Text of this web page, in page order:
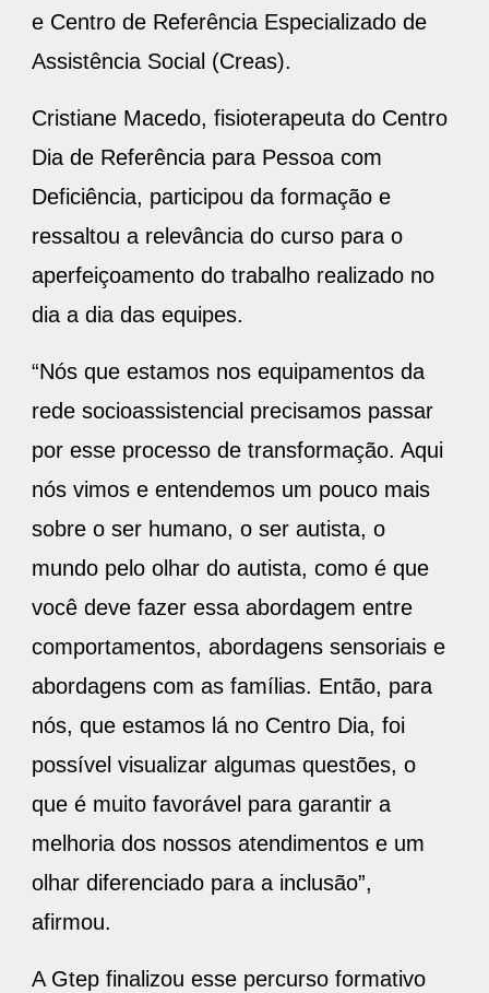
e Centro de Referência Especializado de
Assistência Social (Creas).
Cristiane Macedo, fisioterapeuta do Centro
Dia de Referência para Pessoa com
Deficiência, participou da formação e
ressaltou a relevância do curso para o
aperfeiçoamento do trabalho realizado no
dia a dia das equipes.
“Nós que estamos nos equipamentos da
rede socioassistencial precisamos passar
por esse processo de transformação. Aqui
nós vimos e entendemos um pouco mais
sobre o ser humano, o ser autista, o
mundo pelo olhar do autista, como é que
você deve fazer essa abordagem entre
comportamentos, abordagens sensoriais e
abordagens com as famílias. Então, para
nós, que estamos lá no Centro Dia, foi
possível visualizar algumas questões, o
que é muito favorável para garantir a
melhoria dos nossos atendimentos e um
olhar diferenciado para a inclusão”,
afirmou.
A Gtep finalizou esse percurso formativo